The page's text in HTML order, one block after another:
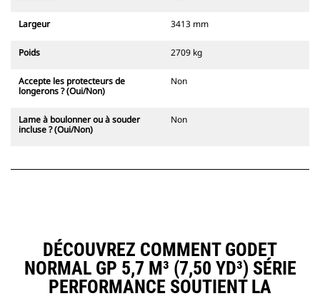
Largeur 3413 mm
Poids 2709 kg
Accepte les protecteurs de
longerons ? (Oui/Non)
Non
Lame à boulonner ou à souder
incluse ? (Oui/Non)
Non
DÉCOUVREZ COMMENT GODET
NORMAL GP 5,7 M³ (7,50 YD³) SÉRIE
PERFORMANCE SOUTIENT LA